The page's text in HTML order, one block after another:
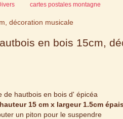
cartes postales montagne
décoration musicale
en bois 15cm,
de hautbois en bois d' épicéa
15 cm x largeur 1.5cm
un piton pour le suspendre